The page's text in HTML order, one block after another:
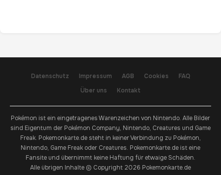
Datenschutz Impressum AGB Cookies
FAQ
Über uns
Kontakt
Pokémon ist ein eingetragenes Warenzeichen von Nintendo. Alle Bilder
sind Eigentum der Pokémon Company, Nintendo, Creatures und Game
Freak. Pokemonkarte.de steht in keiner Verbindung zu Pokémon,
Nintendo, Game Freak oder Creatures. Pokemonkarte.de ist eine
Fansite und übernimmt keine Haftung für etwaige Schäden.
Alle übrigen Inhalte © Copyright 2026 Pokemonkarte.de